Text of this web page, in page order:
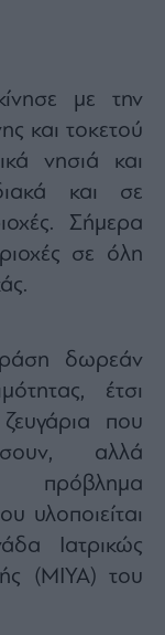
με την
και τοκετού
νησιά και
και σε
Σήμερα
σε όλη
δωρεάν
έτσι
που
αλλά
πρόβλημα
υλοποιείται
Ιατρικώς
(ΜΙΥΑ) του